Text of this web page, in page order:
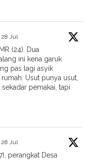
28 Jul
(24). Dua
ini kena garuk
pas lagi asyik
Usut punya usut,
pemakai, tapi
28 Jul
perangkat Desa